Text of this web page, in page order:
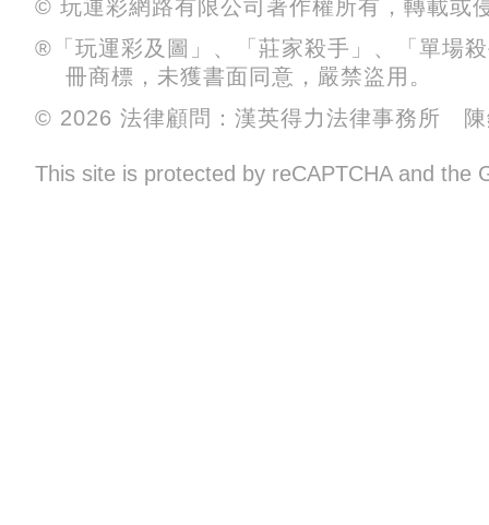
© 玩運彩網路有限公司著作權所有，轉載或
®「玩運彩及圖」、「莊家殺手」、「單場
冊商標，未獲書面同意，嚴禁盜用。
© 2026 法律顧問：漢英得力法律事務所 陳
This site is protected by reCAPTCHA and the